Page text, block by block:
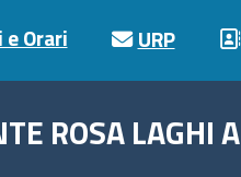
e Orari URP
ROSA LAGHI